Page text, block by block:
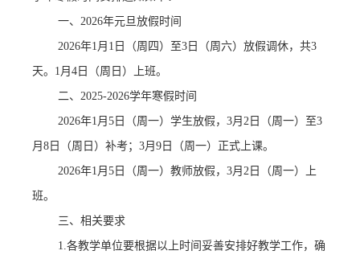
一、2026年元旦放假时间
2026年1月1日（周四）至3日（周六）放假调休，共3
天。1月4日（周日）上班。
二、2025-2026学年寒假时间
2026年1月5 日（周一）学生放假，3月2日（周一）至3
月8 日（周 日 ）补考；3月9 日（周一） 正式 上课。
2026年1月5 日（周一）教师放假，3月2 日（周一）上
班。
三、相关要求
1.各教学单位要根据以上时间妥善安排好教学工作，确